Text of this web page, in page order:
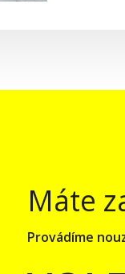
Máte
Provádíme